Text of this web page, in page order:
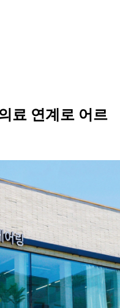
료 연계로 어르